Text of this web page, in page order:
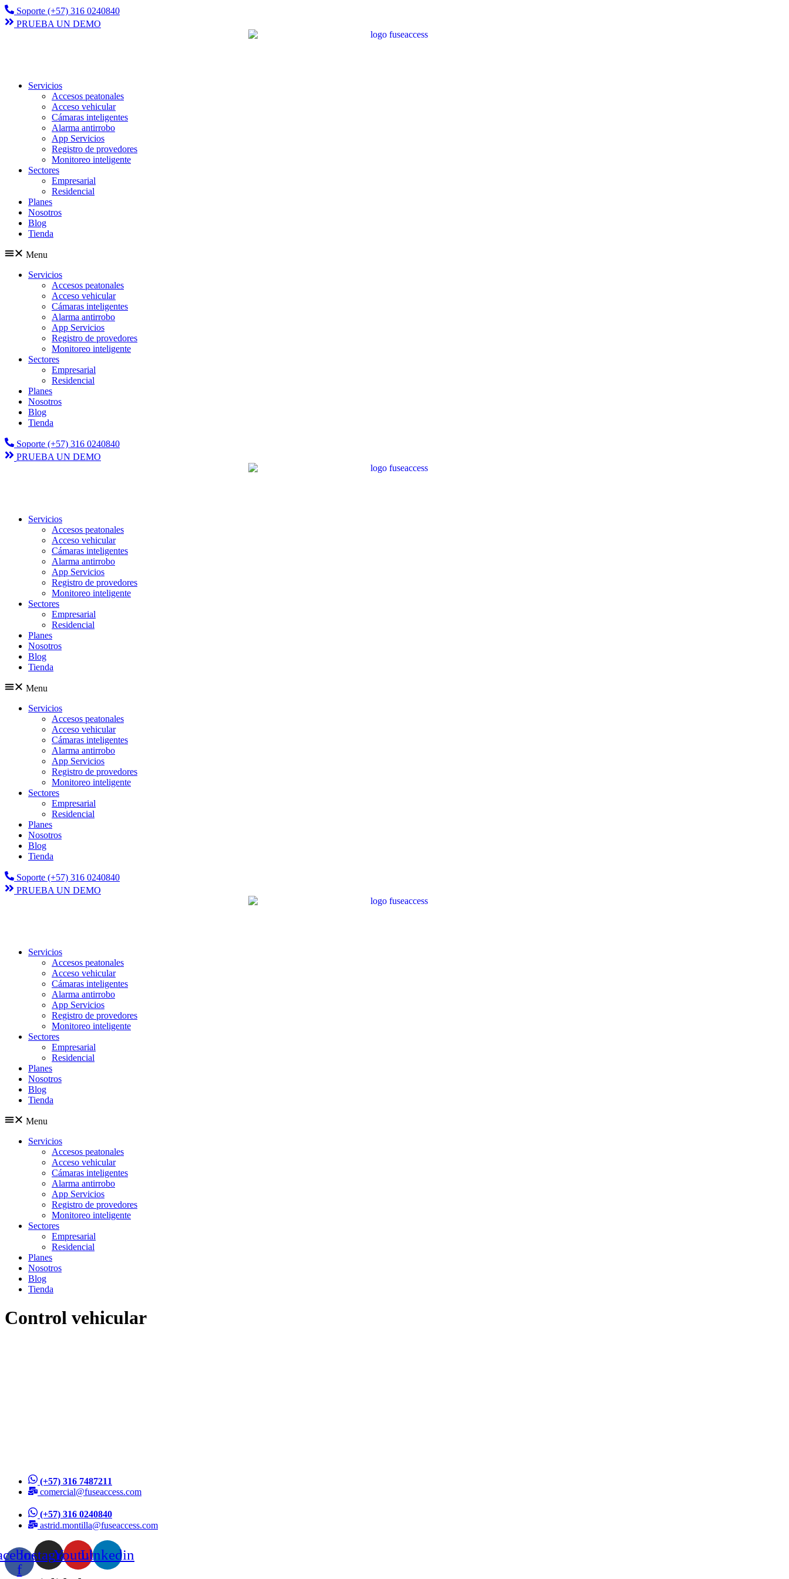
Ir
al
contenido
Soporte (+57) 316 0240840
PRUEBA UN DEMO
Servicios
Accesos peatonales
Acceso vehicular
Cámaras inteligentes
Alarma antirrobo
App Servicios
Registro de provedores
Monitoreo inteligente
Sectores
Empresarial
Residencial
Planes
Nosotros
Blog
Tienda
Menu
Servicios
Accesos peatonales
Acceso vehicular
Cámaras inteligentes
Alarma antirrobo
App Servicios
Registro de provedores
Monitoreo inteligente
Sectores
Empresarial
Residencial
Planes
Nosotros
Blog
Tienda
Soporte (+57) 316 0240840
PRUEBA UN DEMO
Servicios
Accesos peatonales
Acceso vehicular
Cámaras inteligentes
Alarma antirrobo
App Servicios
Registro de provedores
Monitoreo inteligente
Sectores
Empresarial
Residencial
Planes
Nosotros
Blog
Tienda
Menu
Servicios
Accesos peatonales
Acceso vehicular
Cámaras inteligentes
Alarma antirrobo
App Servicios
Registro de provedores
Monitoreo inteligente
Sectores
Empresarial
Residencial
Planes
Nosotros
Blog
Tienda
Soporte (+57) 316 0240840
PRUEBA UN DEMO
Servicios
Accesos peatonales
Acceso vehicular
Cámaras inteligentes
Alarma antirrobo
App Servicios
Registro de provedores
Monitoreo inteligente
Sectores
Empresarial
Residencial
Planes
Nosotros
Blog
Tienda
Menu
Servicios
Accesos peatonales
Acceso vehicular
Cámaras inteligentes
Alarma antirrobo
App Servicios
Registro de provedores
Monitoreo inteligente
Sectores
Empresarial
Residencial
Planes
Nosotros
Blog
Tienda
Control vehicular
(+57) 316 7487211
comercial@fuseaccess.com
(+57) 316 0240840
astrid.montilla@fuseaccess.com
f
InstagramYoutubeLinkedin